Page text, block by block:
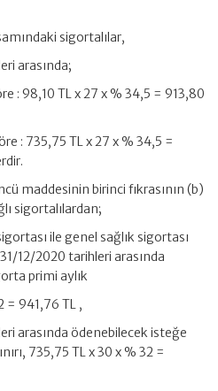
sigortalılar,
arasında;
: 98,10 TL x 27 x % 34,5 = 913,80
: 735,75 TL x 27 x % 34,5 =
maddesinin birinci fıkrasının (b)
sigortalılardan;
ile genel sağlık sigortası
12/2020 tarihleri arasında
primi aylık
= 941,76 TL ,
arasında ödenebilecek isteğe
735,75 TL x 30 x % 32 =